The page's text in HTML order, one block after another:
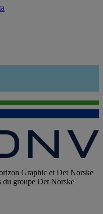
Graphic et Det Norske
du groupe Det Norske